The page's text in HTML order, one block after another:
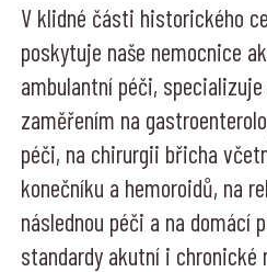
V klidné části historického
poskytuje naše nemocnice
ambulantní péči,
zaměřením na
péči, na chirurgii břicha
konečníku a hemoroidů, na
následnou péči a na domácí
standardy akutní i chronické